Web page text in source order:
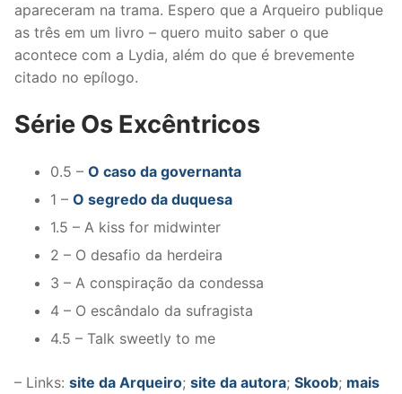
apareceram na trama. Espero que a Arqueiro publique
as três em um livro – quero muito saber o que
acontece com a Lydia, além do que é brevemente
citado no epílogo.
Série Os Excêntricos
0.5 – O caso da governanta
1 – O segredo da duquesa
1.5 – A kiss for midwinter
2 – O desafio da herdeira
3 – A conspiração da condessa
4 – O escândalo da sufragista
4.5 – Talk sweetly to me
– Links: site da Arqueiro; site da autora; Skoob; mais